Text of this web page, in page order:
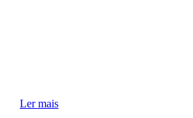
Ler mais